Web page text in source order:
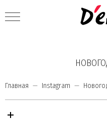
Главная Instagram